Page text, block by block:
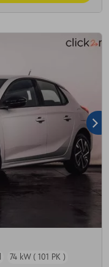
74 kW ( 101 PK )